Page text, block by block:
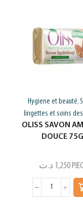
Hygiene et beauté,
lingettes et soins
OLISS SAVON
DOUCE 75G
1,250 د.ت